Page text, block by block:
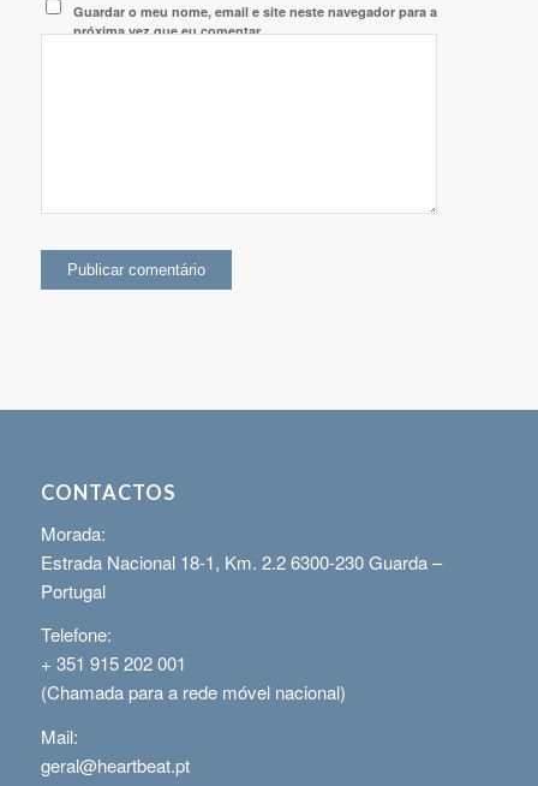
Guardar o meu nome, email e site neste navegador para a
próxima vez que eu comentar.
CONTACTOS
Morada:
Estrada Nacional 18-1, Km. 2.2 6300-230 Guarda –
Portugal
Telefone:
+ 351 915 202 001
(Chamada para a rede móvel nacional)
Mail:
geral@heartbeat.pt